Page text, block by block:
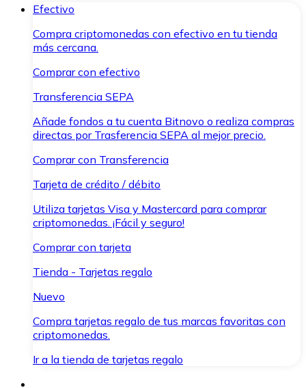
Efectivo
Compra criptomonedas con efectivo en tu tienda
más cercana.
Comprar con efectivo
Transferencia SEPA
Añade fondos a tu cuenta Bitnovo o realiza compras
directas por Trasferencia SEPA al mejor precio.
Comprar con Transferencia
Tarjeta de crédito / débito
Utiliza tarjetas Visa y Mastercard para comprar
criptomonedas. ¡Fácil y seguro!
Comprar con tarjeta
Tienda - Tarjetas regalo
Nuevo
Compra tarjetas regalo de tus marcas favoritas con
criptomonedas.
Ir a la tienda de tarjetas regalo